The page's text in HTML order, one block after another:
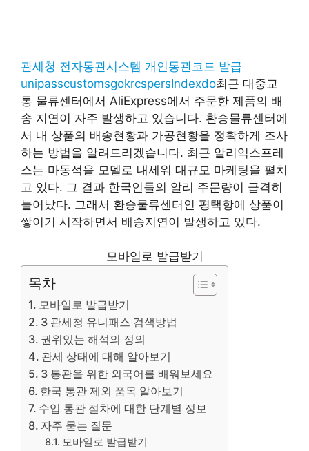
관세청 전자통관시스템 개인통관코드 발급
unipasscustomsgokrcspersIndexdo최근 대중교
통 물류센터에서 AliExpress에서 주문한 제품의 배
송 지연이 자주 발생하고 있습니다. 환승물류센터에
서 내 상품의 배송현황과 가공현황을 정확하게 조사
하는 방법을 알려드리겠습니다. 최근 알리익스프레
스는 마동석을 모델로 내세워 대규모 마케팅을 펼치
고 있다. 그 결과 한국인들의 알리 주문량이 급격히
늘어났다. 그래서 환승물류센터인 평택항에 상품이
쌓이기 시작하면서 배송지연이 발생하고 있다.
모바일로 발급받기
목차
모바일로 발급받기
3 관세청 유니패스 검색방법
권위있는 해석의 정의
관세 상태에 대해 알아보기
3 통관을 위한 외국어를 배워보세요
한국 통관 제외 품목 알아보기
수입 통관 절차에 대한 단계별 정보
자주 묻는 질문
모바일로 발급받기